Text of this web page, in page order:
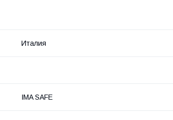
Италия
IMA SAFE